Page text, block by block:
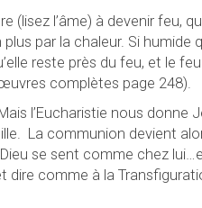
(lisez l’âme) à devenir feu,
par la chaleur. Si humide
reste près du feu, et le
complètes page 248).
l’Eucharistie nous donne
La communion devient
se sent comme chez
dire comme à la